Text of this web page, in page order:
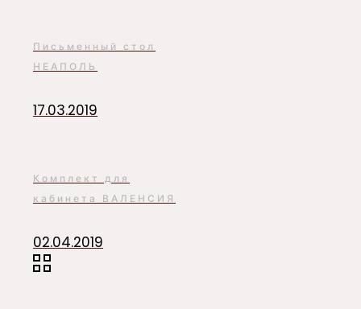
Письменный стол
НЕАПОЛЬ
17.03.2019
Комплект для
кабинета ВАЛЕНСИЯ
02.04.2019